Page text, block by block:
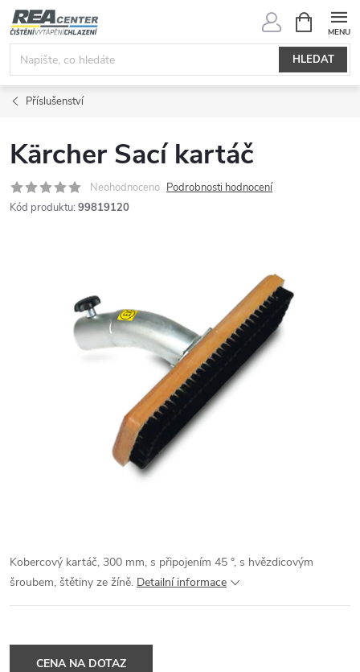
Přejít
na
obsah
HLEDAT
NÁKUPNÍ
KOŠÍK
Příslušenství
Kärcher Sací kartáč
Neohodnoceno Podrobnosti hodnocení
Kód produktu: 99819120
Kobercový kartáč, 300 mm, s připojením 45 °, s hvězdicovým
šroubem, štětiny ze žíně. Detailní informace
CENA NA DOTAZ